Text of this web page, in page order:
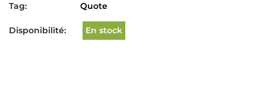
Tag:
Quote
Disponibilité: En stock